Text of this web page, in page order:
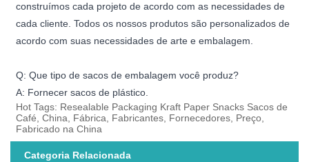
construímos cada projeto de acordo com as necessidades de
cada cliente. Todos os nossos produtos são personalizados de
acordo com suas necessidades de arte e embalagem.
Q: Que tipo de sacos de embalagem você produz?
A: Fornecer sacos de plástico.
Hot Tags: Resealable Packaging Kraft Paper Snacks Sacos de
Café, China, Fábrica, Fabricantes, Fornecedores, Preço,
Fabricado na China
Categoria Relacionada